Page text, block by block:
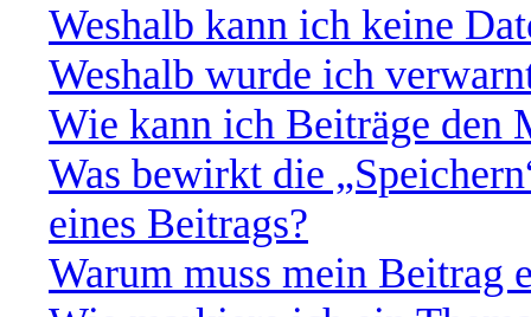
Weshalb kann ich keine
Weshalb wurde ich
Wie kann ich Beiträge den
Was bewirkt die
eines Beitrags?
Warum muss mein Beitrag